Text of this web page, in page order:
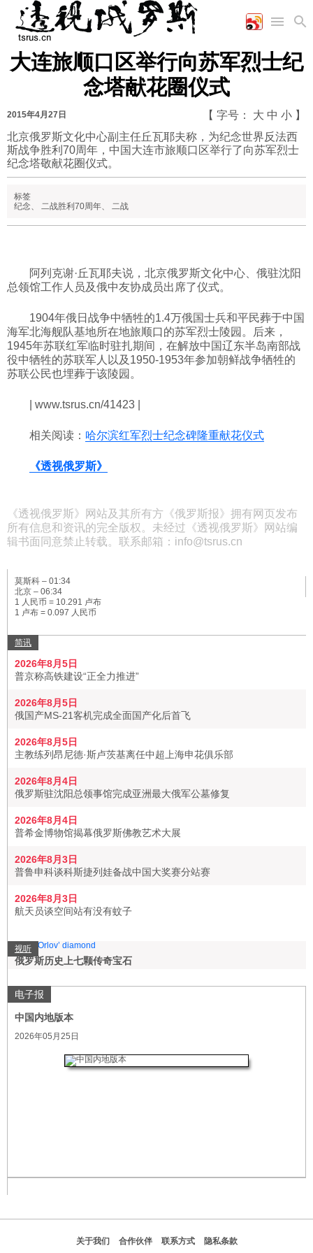
首页
国际
时政
军事
陆军
军事合作
经济
工业
能源
农业
科技
社会
美食
娱乐
历史
体育
视听
漫画
视频
图表
大连旅顺口区举行向苏军烈士纪
念塔献花圈仪式
2015年4月27日 【 字号： 大 中 小 】
北京俄罗斯文化中心副主任丘瓦耶夫称，为纪念世界反法西
斯战争胜利70周年，中国大连市旅顺口区举行了向苏军烈士
纪念塔敬献花圈仪式。
标签
纪念、 二战胜利70周年、 二战
阿列克谢·丘瓦耶夫说，北京俄罗斯文化中心、俄驻沈阳
总领馆工作人员及俄中友协成员出席了仪式。
1904年俄日战争中牺牲的1.4万俄国士兵和平民葬于中国
海军北海舰队基地所在地旅顺口的苏军烈士陵园。后来，
1945年苏联红军临时驻扎期间，在解放中国辽东半岛南部战
役中牺牲的苏联军人以及1950-1953年参加朝鲜战争牺牲的
苏联公民也埋葬于该陵园。
| www.tsrus.cn/41423 |
相关阅读： 哈尔滨红军烈士纪念碑隆重献花仪式
《透视俄罗斯》
《透视俄罗斯》网站及其所有方《俄罗斯报》拥有网页发布
所有信息和资讯的完全版权。未经过《透视俄罗斯》网站编
辑书面同意禁止转载。联系邮箱：info@tsrus.cn
莫斯科 – 01:34
北京 – 06:34
1 人民币 = 10.291 卢布
1 卢布 = 0.097 人民币
简讯
2026年8月5日
普京称高铁建设“正全力推进”
2026年8月5日
俄国产MS-21客机完成全面国产化后首飞
2026年8月5日
主教练列昂尼德·斯卢茨基离任中超上海申花俱乐部
2026年8月4日
俄罗斯驻沈阳总领事馆完成亚洲最大俄军公墓修复
2026年8月4日
普希金博物馆揭幕俄罗斯佛教艺术大展
2026年8月3日
普鲁申科谈科斯捷列娃备战中国大奖赛分站赛
2026年8月3日
航天员谈空间站有没有蚊子
视听
俄罗斯历史上七颗传奇宝石
电子报
中国内地版本
2026年05月25日
关于我们 合作伙伴 联系方式 隐私条款